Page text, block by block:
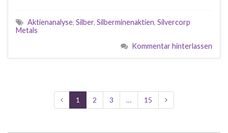
Aktienanalyse, Silber, Silberminenaktien, Silvercorp
Metals
Kommentar hinterlassen
1 2 3 … 15